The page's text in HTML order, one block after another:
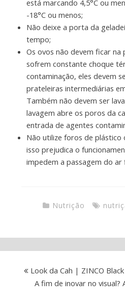
está marcando 4,5°C ou
-18°C ou menos;
Não deixe a porta da
tempo;
Os ovos não devem ficar
sofrem constante choque
contaminação, eles devem
prateleiras intermediárias
Também não devem ser
lavagem abre os poros da
entrada de agentes
Não utilize foros de plástico
isso prejudica o
impedem a passagem do ar
Nutrição
Look da Cah | ZINCO
A fim de inovar no visual?